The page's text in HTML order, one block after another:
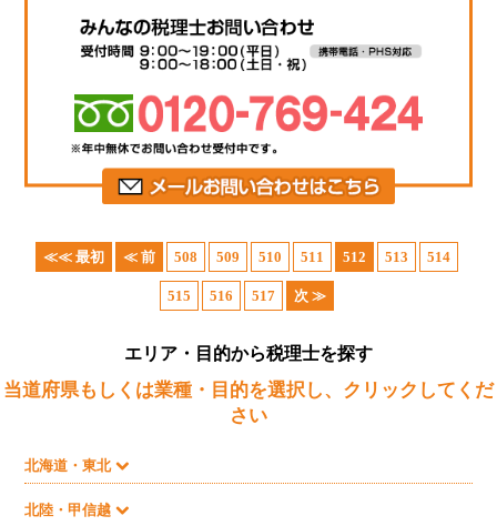
≪≪ 最初 ≪ 前 508 509 510 511 512 513 514
515 516 517 次 ≫
エリア・目的から税理士を探す
当道府県もしくは業種・目的を選択し、クリックしてくだ
さい
北海道・東北
北陸・甲信越